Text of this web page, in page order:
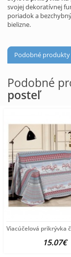
svojej dekoratívnej
poriadok a
bielizne.
Podobné produkty
Podobné
posteľ
Viacúčelová prikrývka
15.07€